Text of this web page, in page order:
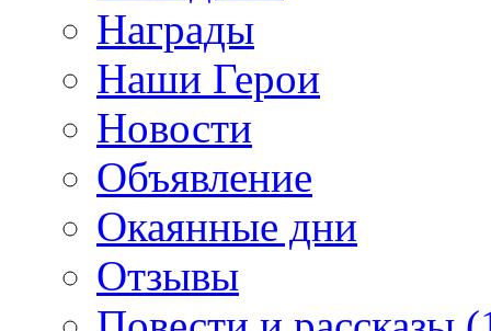
Награды
Наши Герои
Новости
Объявление
Окаянные дни
Отзывы